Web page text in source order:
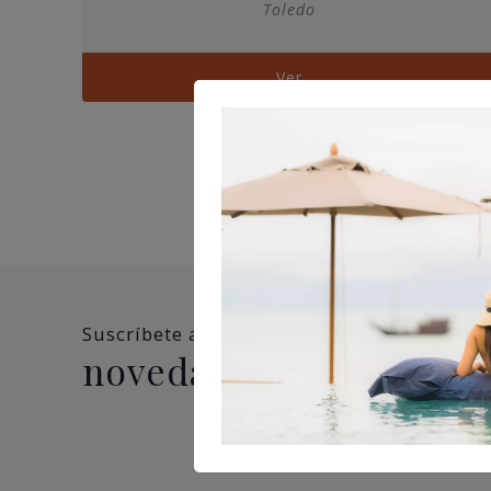
Toledo
Ver
Suscríbete a nuestra newsletter y no te
novedades, ofertas y